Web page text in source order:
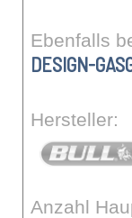
Ebenfalls
DESIGN-
Hersteller:
Anzahl